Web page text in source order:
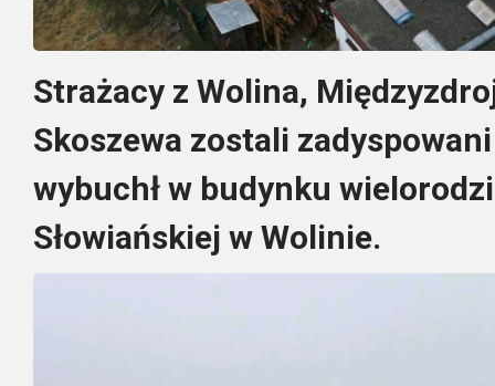
Strażacy z Wolina,
Skoszewa zostali
wybuchł w budynku
Słowiańskiej w Wolinie.